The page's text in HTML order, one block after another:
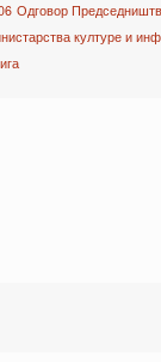
Одговор
културе и